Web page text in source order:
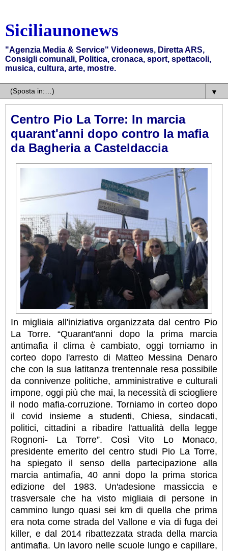
Siciliaunonews
"Agenzia Media & Service" Videonews, Diretta ARS,
Consigli comunali, Politica, cronaca, sport, spettacoli,
musica, cultura, arte, mostre.
▼
Centro Pio La Torre: In marcia
quarant'anni dopo contro la mafia
da Bagheria a Casteldaccia
In migliaia all'iniziativa organizzata dal centro Pio
La Torre. “Quarant'anni dopo la prima marcia
antimafia il clima è cambiato, oggi torniamo in
corteo dopo l'arresto di Matteo Messina Denaro
che con la sua latitanza trentennale resa possibile
da connivenze politiche, amministrative e culturali
impone, oggi più che mai, la necessità di sciogliere
il nodo mafia-corruzione. Torniamo in corteo dopo
il covid insieme a studenti, Chiesa, sindacati,
politici, cittadini a ribadire l'attualità della legge
Rognoni- La Torre”. Così Vito Lo Monaco,
presidente emerito del centro studi Pio La Torre,
ha spiegato il senso della partecipazione alla
marcia antimafia, 40 anni dopo la prima storica
edizione del 1983. Un'adesione massiccia e
trasversale che ha visto migliaia di persone in
cammino lungo quasi sei km di quella che prima
era nota come strada del Vallone e via di fuga dei
killer, e dal 2014 ribattezzata strada della marcia
antimafia. Un lavoro nelle scuole lungo e capillare,